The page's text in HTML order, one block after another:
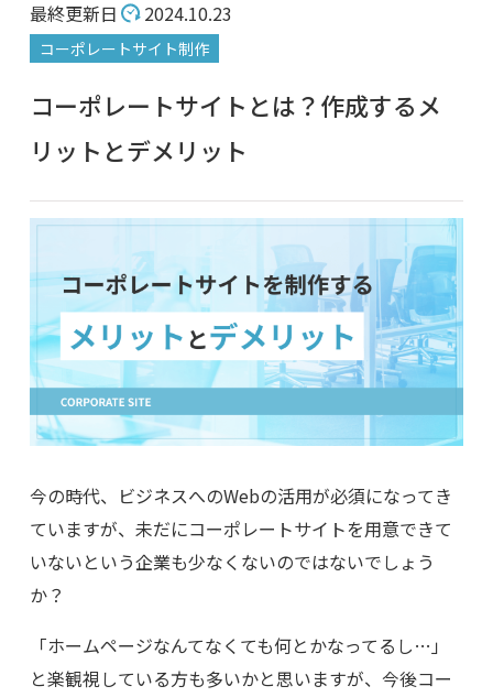
最終更新日
2024.10.23
コーポレートサイト制作
コーポレートサイトとは？作成するメ
リットとデメリット
今の時代、ビジネスへのWebの活用が必須になってき
ていますが、未だにコーポレートサイトを用意できて
いないという企業も少なくないのではないでしょう
か？
「ホームページなんてなくても何とかなってるし…」
と楽観視している方も多いかと思いますが、今後コー